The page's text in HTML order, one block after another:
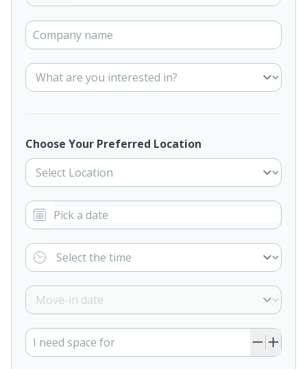
Choose Your Preferred Location